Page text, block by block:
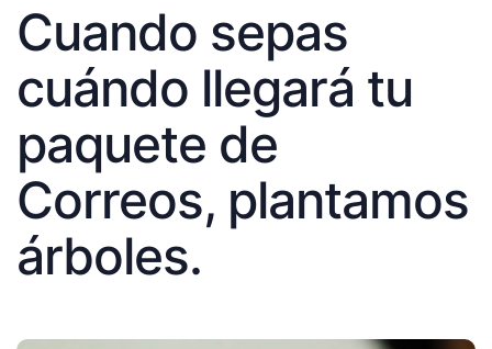
Cuando sepas
cuándo llegará tu
paquete de
Correos, plantamos
árboles.